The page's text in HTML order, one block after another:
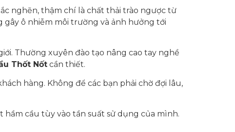
nghẽn, thậm chí là chất thải trào ngược từ
ô nhiễm môi trường và ảnh hưởng tới
Thường xuyên đào tạo nâng cao tay nghề
Thốt Nốt cần thiết.
hàng. Không để các bạn phải chờ đợi lâu,
cầu tùy vào tần suất sử dụng của mình.